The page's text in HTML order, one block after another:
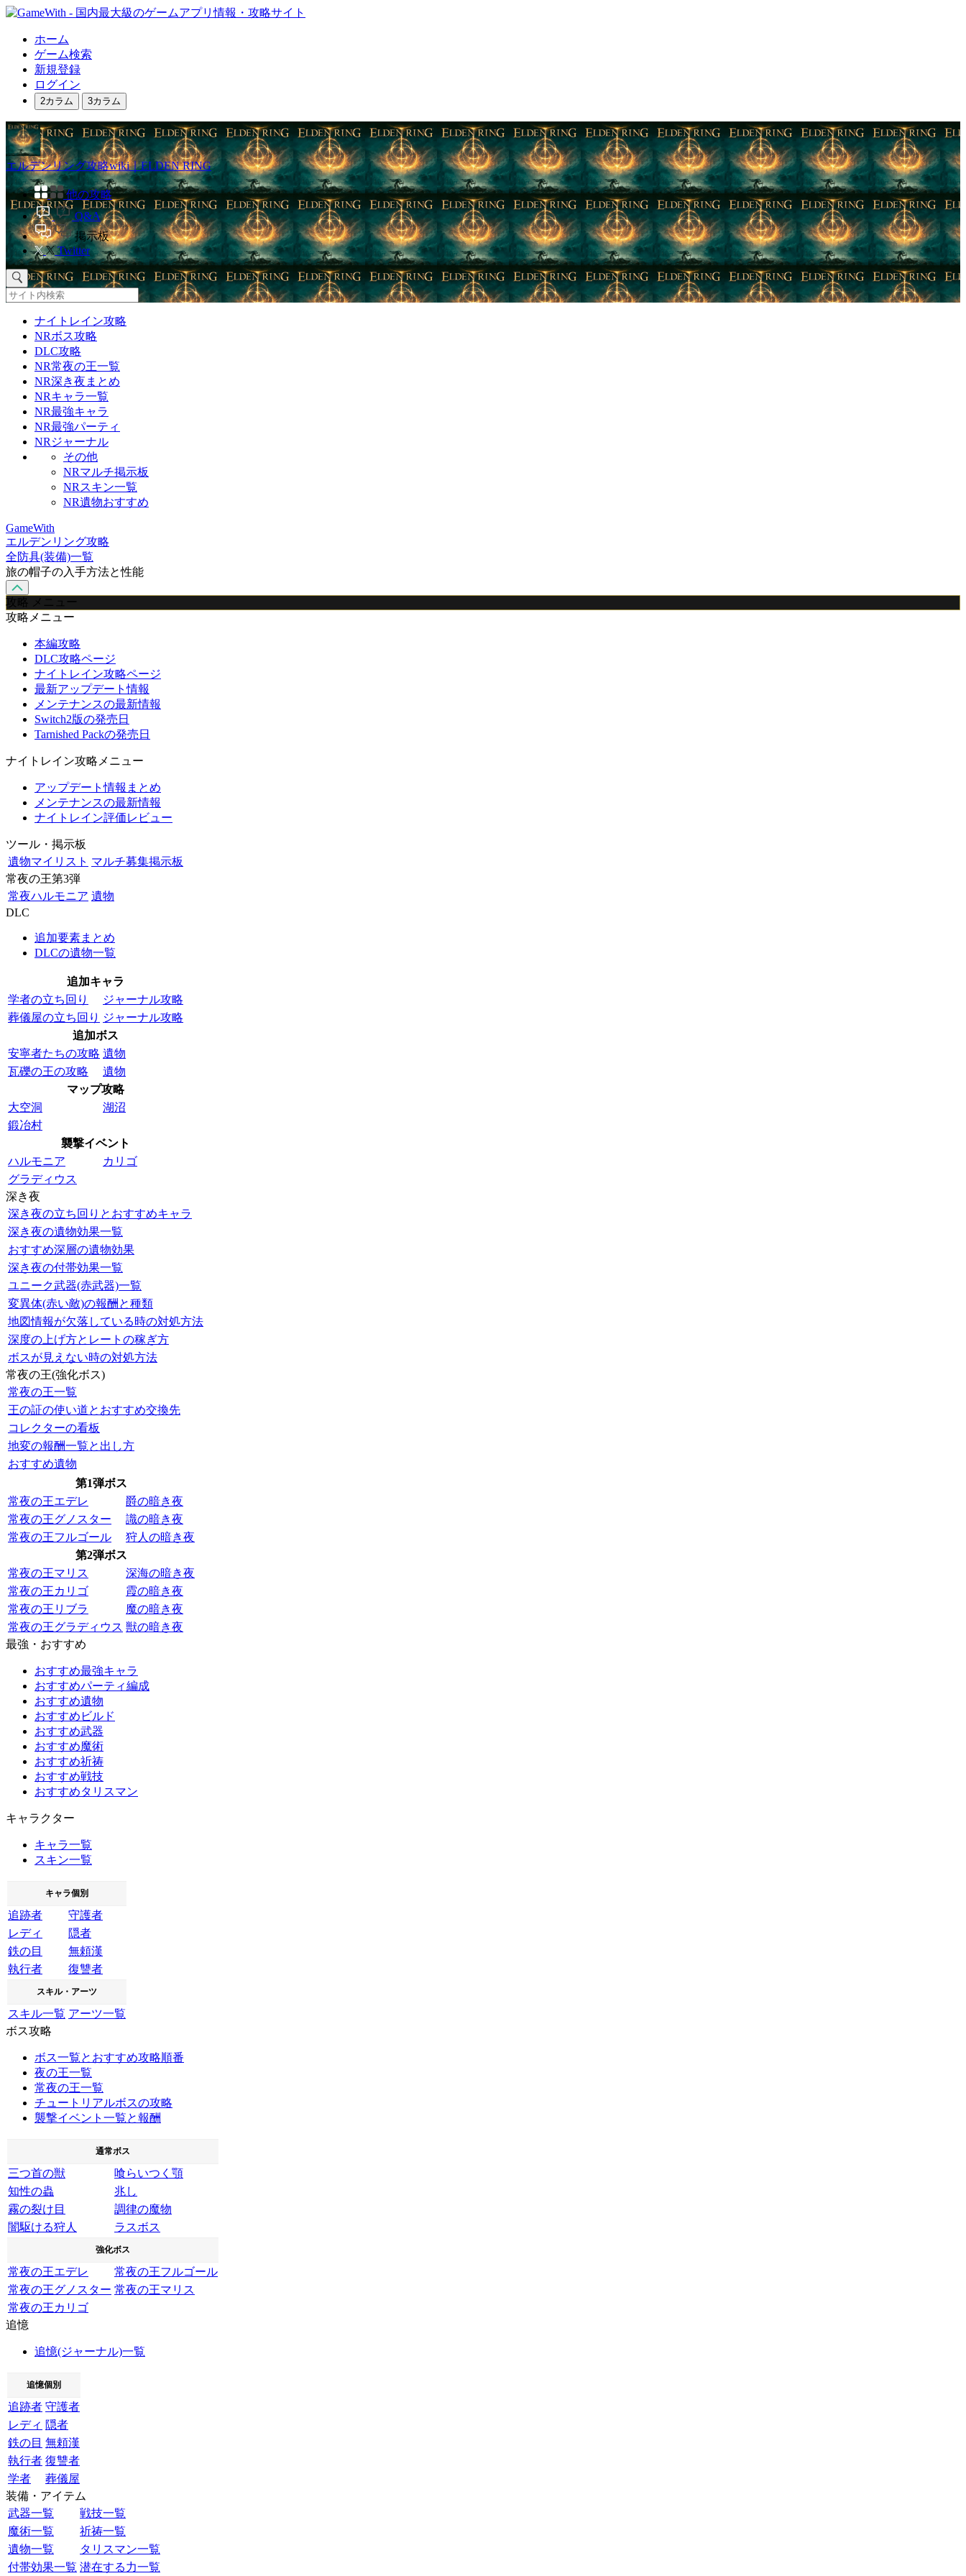
ホーム
ゲーム検索
新規登録
ログイン
2カラム 3カラム
エルデンリング攻略wiki｜ELDEN RING
他の攻略
Q&A
掲示板
Twitter
ナイトレイン攻略
NRボス攻略
DLC攻略
NR常夜の王一覧
NR深き夜まとめ
NRキャラ一覧
NR最強キャラ
NR最強パーティ
NRジャーナル
その他
NRマルチ掲示板
NRスキン一覧
NR遺物おすすめ
GameWith
エルデンリング攻略
全防具(装備)一覧
旅の帽子の入手方法と性能
攻略 メニュー
攻略メニュー
本編攻略
DLC攻略ページ
ナイトレイン攻略ページ
最新アップデート情報
メンテナンスの最新情報
Switch2版の発売日
Tarnished Packの発売日
ナイトレイン攻略メニュー
アップデート情報まとめ
メンテナンスの最新情報
ナイトレイン評価レビュー
ツール・掲示板
遺物マイリスト マルチ募集掲示板
常夜の王第3弾
常夜ハルモニア 遺物
DLC
追加要素まとめ
DLCの遺物一覧
追加キャラ
学者の立ち回り
ジャーナル攻略
葬儀屋の立ち回り ジャーナル攻略
追加ボス
安寧者たちの攻略 遺物
瓦礫の王の攻略
遺物
マップ攻略
大空洞
湖沼
鍛冶村
襲撃イベント
ハルモニア
カリゴ
グラディウス
深き夜
深き夜の立ち回りとおすすめキャラ
深き夜の遺物効果一覧
おすすめ深層の遺物効果
深き夜の付帯効果一覧
ユニーク武器(赤武器)一覧
変異体(赤い敵)の報酬と種類
地図情報が欠落している時の対処方法
深度の上げ方とレートの稼ぎ方
ボスが見えない時の対処方法
常夜の王(強化ボス)
常夜の王一覧
王の証の使い道とおすすめ交換先
コレクターの看板
地変の報酬一覧と出し方
おすすめ遺物
第1弾ボス
常夜の王エデレ
爵の暗き夜
常夜の王グノスター
識の暗き夜
常夜の王フルゴール
狩人の暗き夜
第2弾ボス
常夜の王マリス
深海の暗き夜
常夜の王カリゴ
霞の暗き夜
常夜の王リブラ
魔の暗き夜
常夜の王グラディウス 獣の暗き夜
最強・おすすめ
おすすめ最強キャラ
おすすめパーティ編成
おすすめ遺物
おすすめビルド
おすすめ武器
おすすめ魔術
おすすめ祈祷
おすすめ戦技
おすすめタリスマン
キャラクター
キャラ一覧
スキン一覧
キャラ個別
追跡者
守護者
レディ
隠者
鉄の目
無頼漢
執行者
復讐者
スキル・アーツ
スキル一覧 アーツ一覧
ボス攻略
ボス一覧とおすすめ攻略順番
夜の王一覧
常夜の王一覧
チュートリアルボスの攻略
襲撃イベント一覧と報酬
通常ボス
三つ首の獣
喰らいつく顎
知性の蟲
兆し
霧の裂け目
調律の魔物
闇駆ける狩人
ラスボス
強化ボス
常夜の王エデレ
常夜の王フルゴール
常夜の王グノスター 常夜の王マリス
常夜の王カリゴ
追憶
追憶(ジャーナル)一覧
追憶個別
追跡者 守護者
レディ 隠者
鉄の目 無頼漢
執行者 復讐者
学者
葬儀屋
装備・アイテム
武器一覧
戦技一覧
魔術一覧
祈祷一覧
遺物一覧
タリスマン一覧
付帯効果一覧 潜在する力一覧